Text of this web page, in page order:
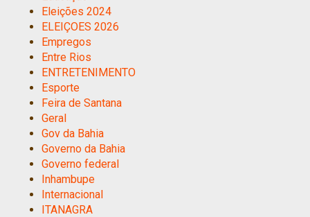
Eleições 2024
ELEIÇOES 2026
Empregos
Entre Rios
ENTRETENIMENTO
Esporte
Feira de Santana
Geral
Gov da Bahia
Governo da Bahia
Governo federal
Inhambupe
Internacional
ITANAGRA